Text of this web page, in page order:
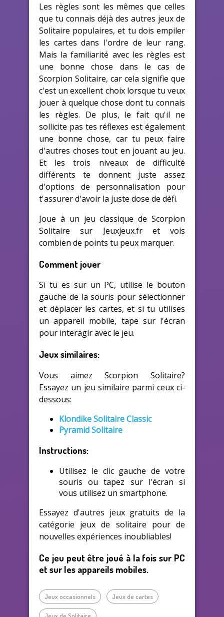
Les règles sont les mêmes que celles
que tu connais déjà des autres jeux de
Solitaire populaires, et tu dois empiler
les cartes dans l'ordre de leur rang.
Mais la familiarité avec les règles est
une bonne chose dans le cas de
Scorpion Solitaire, car cela signifie que
c'est un excellent choix lorsque tu veux
jouer à quelque chose dont tu connais
les règles. De plus, le fait qu'il ne
sollicite pas tes réflexes est également
une bonne chose, car tu peux faire
d'autres choses tout en jouant au jeu.
Et les trois niveaux de difficulté
différents te donnent juste assez
d'options de personnalisation pour
t'assurer d'avoir la juste dose de défi.
Joue à un jeu classique de Scorpion
Solitaire sur Jeuxjeux.fr et vois
combien de points tu peux marquer.
Comment jouer
Si tu es sur un PC, utilise le bouton
gauche de la souris pour sélectionner
et déplacer les cartes, et si tu utilises
un appareil mobile, tape sur l'écran
pour interagir avec le jeu.
Jeux similaires:
Vous aimez Scorpion Solitaire?
Essayez un jeu similaire parmi ceux ci-
dessous:
Klondike Solitaire Classic
Pyramid Solitaire
Instructions:
Utilisez le clic gauche de votre
souris ou tapez sur l'écran si
vous utilisez un smartphone.
Essayez d'autres jeux gratuits de la
catégorie jeux de solitaire pour de
nouvelles expériences inoubliables!
Ce jeu peut être joué à la fois sur PC
et sur les appareils mobiles.
Jeux occasionnels Jeux de cartes
Jeux de Solitaire